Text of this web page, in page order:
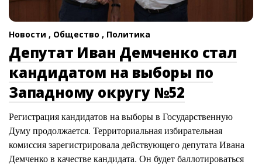
Новости , Общество , Политика
Депутат Иван Демченко стал
кандидатом на выборы по
Западному округу №52
Регистрация кандидатов на выборы в Государственную
Думу продолжается. Территориальная избирательная
комиссия зарегистрировала действующего депутата Ивана
Демченко в качестве кандидата. Он будет баллотироваться